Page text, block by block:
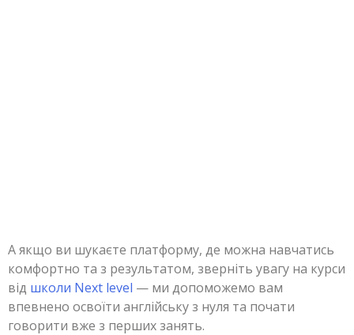
А якщо ви шукаєте платформу, де можна навчатись
комфортно та з результатом, зверніть увагу на курси
від школи Next level — ми допоможемо вам
впевнено освоїти англійську з нуля та почати
говорити вже з перших занять.